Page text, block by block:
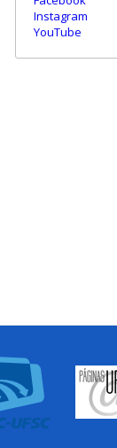
Instagram
YouTube